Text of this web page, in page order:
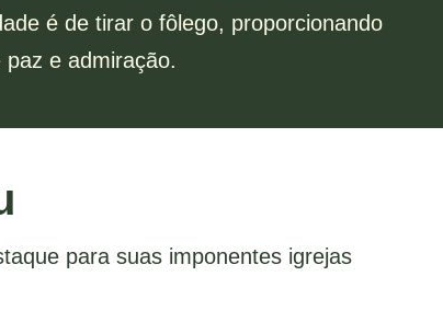
é de tirar o fôlego, proporcionando
e admiração.
para suas imponentes igrejas